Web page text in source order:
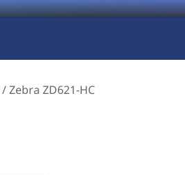
/Zebra ZD621-HC